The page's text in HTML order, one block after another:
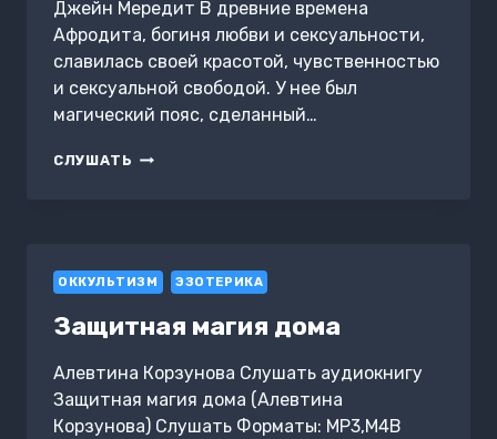
Джейн Мередит В древние времена
Афродита, богиня любви и сексуальности,
славилась своей красотой, чувственностью
и сексуальной свободой. У нее был
магический пояс, сделанный…
СЛУШАТЬ ПОЯС
ЗДЕСЬ.
ПО
ЛИЧНОСТИ
ОККУЛЬТИЗМ ЭЗОТЕРИКА
Защитная магия дома
Алевтина Корзунова Слушать аудиокнигу
Защитная магия дома (Алевтина
Корзунова) Слушать Форматы: MP3,M4B